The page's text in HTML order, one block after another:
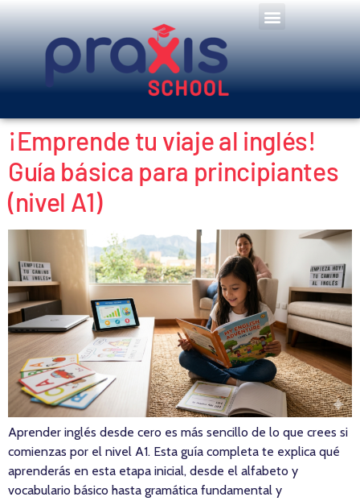
¡Emprende tu viaje al inglés!
Guía básica para principiantes
(nivel A1)
Aprender inglés desde cero es más sencillo de lo que crees si
comienzas por el nivel A1. Esta guía completa te explica qué
aprenderás en esta etapa inicial, desde el alfabeto y
vocabulario básico hasta gramática fundamental y